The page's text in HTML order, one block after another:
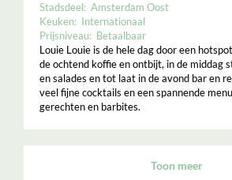
Stadsdeel: Amsterdam Oost
Keuken: Internationaal
Prijsniveau: Betaalbaar
Louie Louie is de hele dag door een
de ochtend koffie en ontbijt, in de middag
en salades en tot laat in de avond bar en
veel fijne cocktails en een spannende
gerechten en barbites.
Toon meer